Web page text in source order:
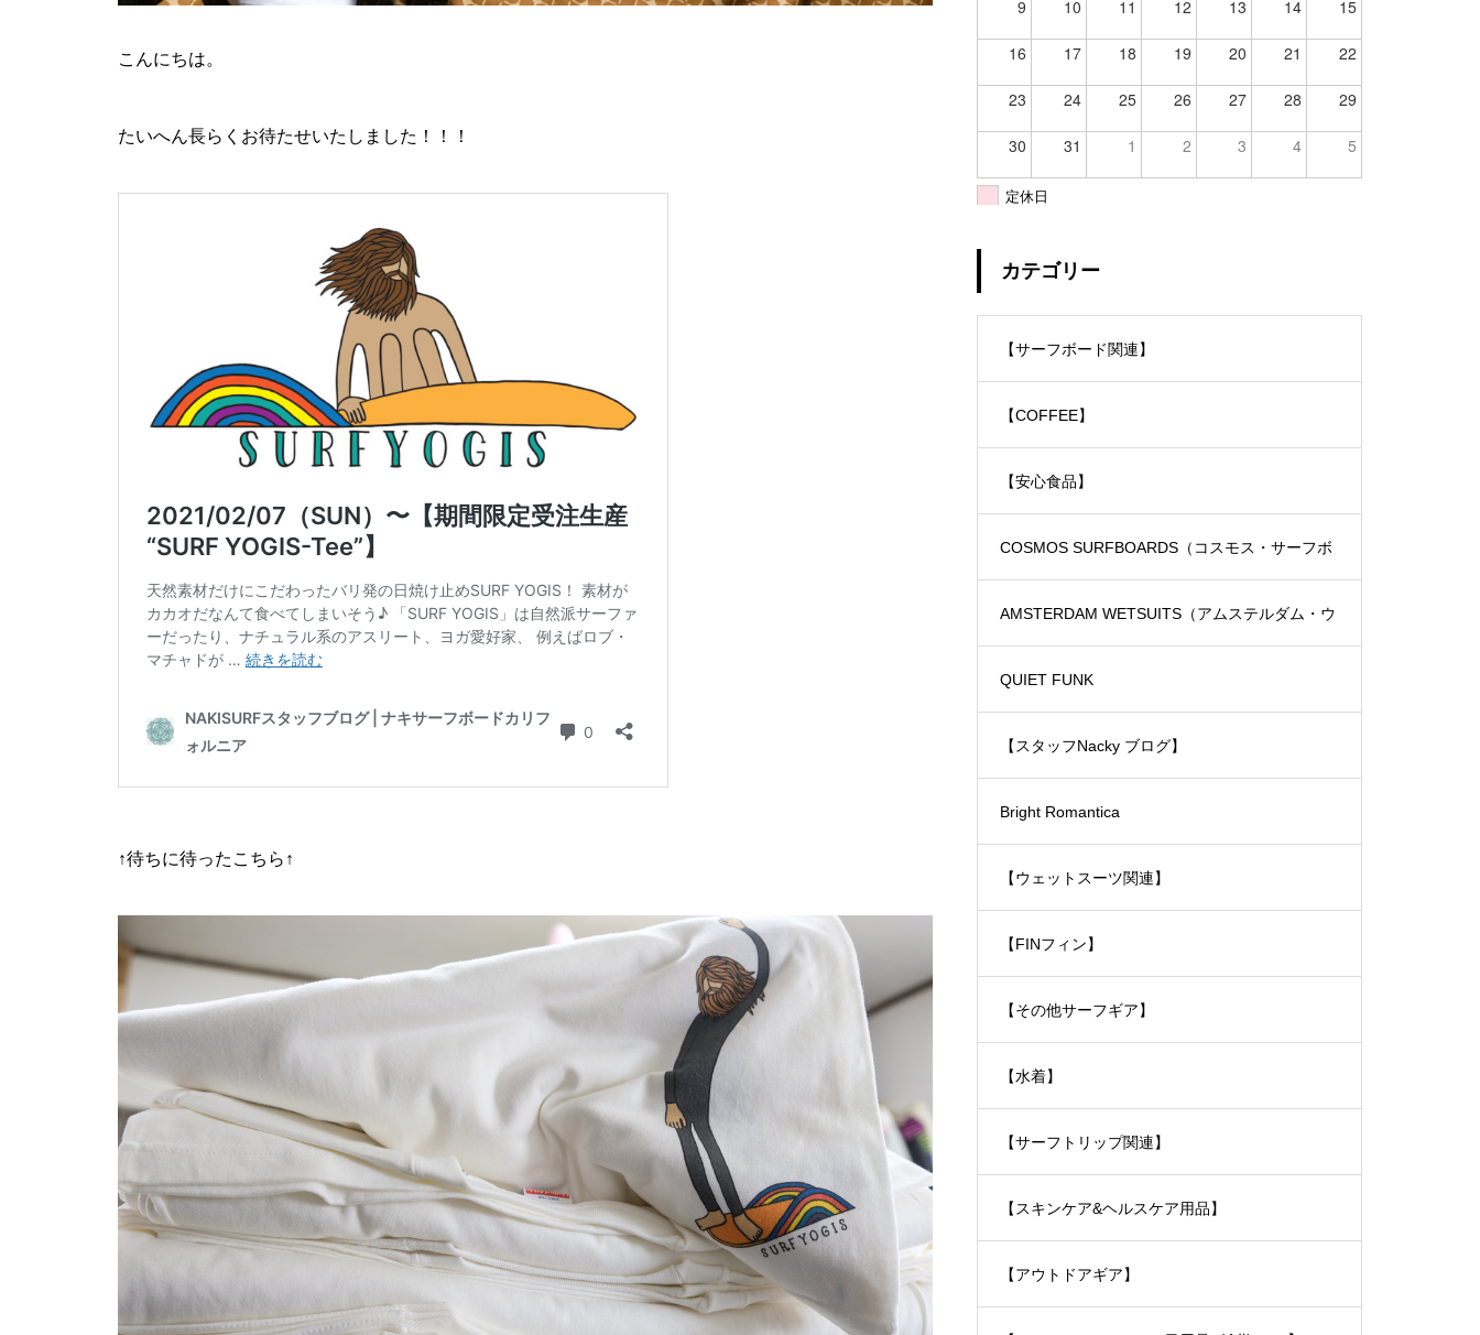
こんにちは。
たいへん長らくお待たせいたしました！！！
↑待ちに待ったこちら↑
9 10 11 12 13 14 15
16 17 18 19 20 21 22
23 24 25 26 27 28 29
30 31 1 2 3 4 5
定休日
カテゴリー
【サーフボード関連】
【COFFEE】
【安心食品】
COSMOS SURFBOARDS（コスモス・サーフボ
ード）
AMSTERDAM WETSUITS（アムステルダム・ウ
ェットスーツ）
QUIET FUNK
【スタッフNacky ブログ】
Bright Romantica
【ウェットスーツ関連】
【FINフィン】
【その他サーフギア】
【水着】
【サーフトリップ関連】
【スキンケア&ヘルスケア用品】
【アウトドアギア】